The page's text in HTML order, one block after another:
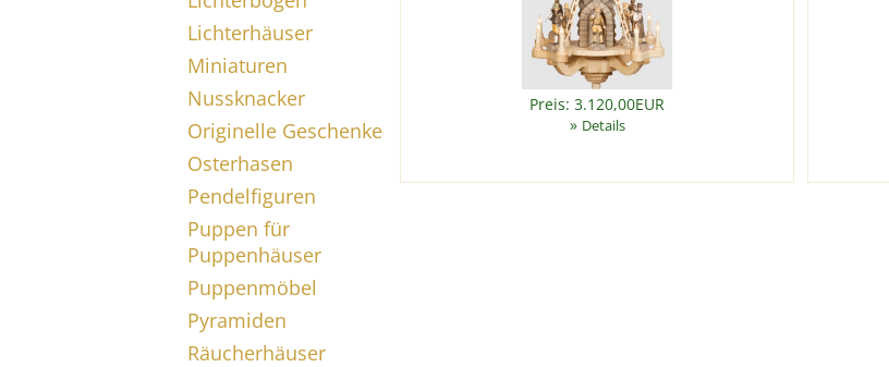
Lichterhäuser
Miniaturen
Nussknacker
Originelle Geschenke
Osterhasen
Pendelfiguren
Puppen für
Puppenhäuser
Puppenmöbel
Pyramiden
Räucherhäuser
Preis: 3.120,00EUR
» Details